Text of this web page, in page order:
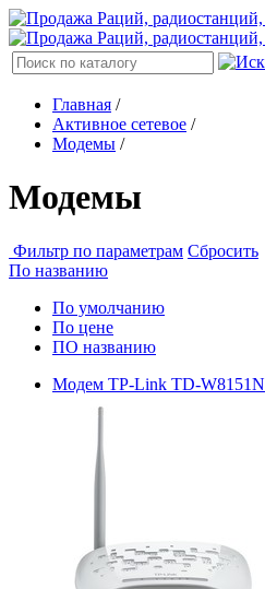
Главная /
Активное сетевое /
Модемы /
Модемы
Фильтр по параметрам Сбросить
По названию
По умолчанию
По цене
ПО названию
Модем TP-Link TD-W8151N